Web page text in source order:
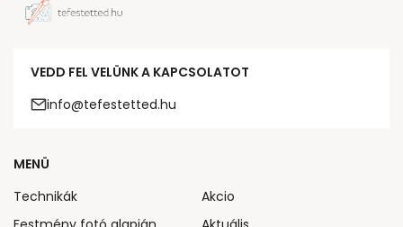
VEDD FEL VELÜNK A KAPCSOLATOT
info@tefestetted.hu
MENÜ
Technikák
Akcio